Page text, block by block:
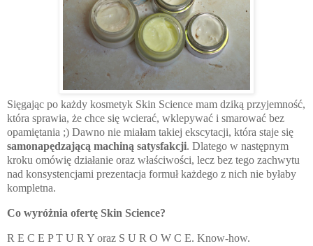
Sięgając po każdy kosmetyk Skin Science mam dziką przyjemność,
która sprawia, że chce się wcierać, wklepywać i smarować bez
opamiętania ;) Dawno nie miałam takiej ekscytacji, która staje się
samonapędzającą machiną satysfakcji. Dlatego w następnym
kroku omówię działanie oraz właściwości, lecz bez tego zachwytu
nad konsystencjami prezentacja formuł każdego z nich nie byłaby
kompletna.
Co wyróżnia ofertę Skin Science?
R E C E P T U R Y oraz S U R O W C E. Know-how.